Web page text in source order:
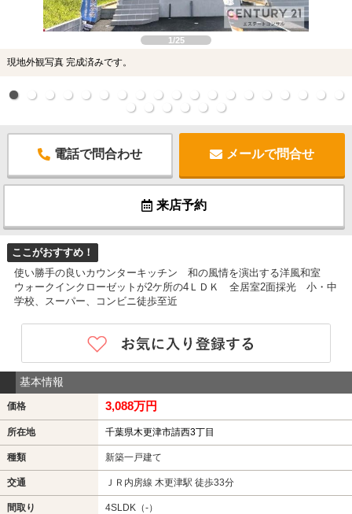
1/25
現地外観写真 完成済みです。
電話で問合わせ メールで問合せ
来店予約
ここがおすすめ！
使い勝手の良いカウンターキッチン 和の風情を演出する洋風和室
ウォークインクローゼットが2ケ所の4ＬＤＫ 全居室2面採光 小・中
学校、スーパー、コンビニ徒歩至近
基本情報
価格 3,088万円
所在地 千葉県木更津市請西3丁目
種類 新築一戸建て
交通 ＪＲ内房線 木更津駅 徒歩33分
間取り 4SLDK（-）